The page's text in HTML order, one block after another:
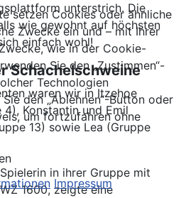
unterstrich. Die
wie gewohnt auf höchsten
einfach wohl!
Schachelschweine
waren wir in Itzehoe
Konstantin und Emil
13) sowie Lea (Gruppe
in ihrer Gruppe mit
1600, zeigte eine
setzen Cookies oder ähnliche
Zwecke ein und – mit Ihrer
wie in der Cookie-
Sie den „Zustimmen“-
Technologien
den „Ablehnen“-Button oder
um fortzufahren ohne
Impressum